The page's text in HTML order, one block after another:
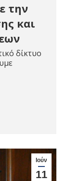
την
και
δίκτυο
Ιούν
11